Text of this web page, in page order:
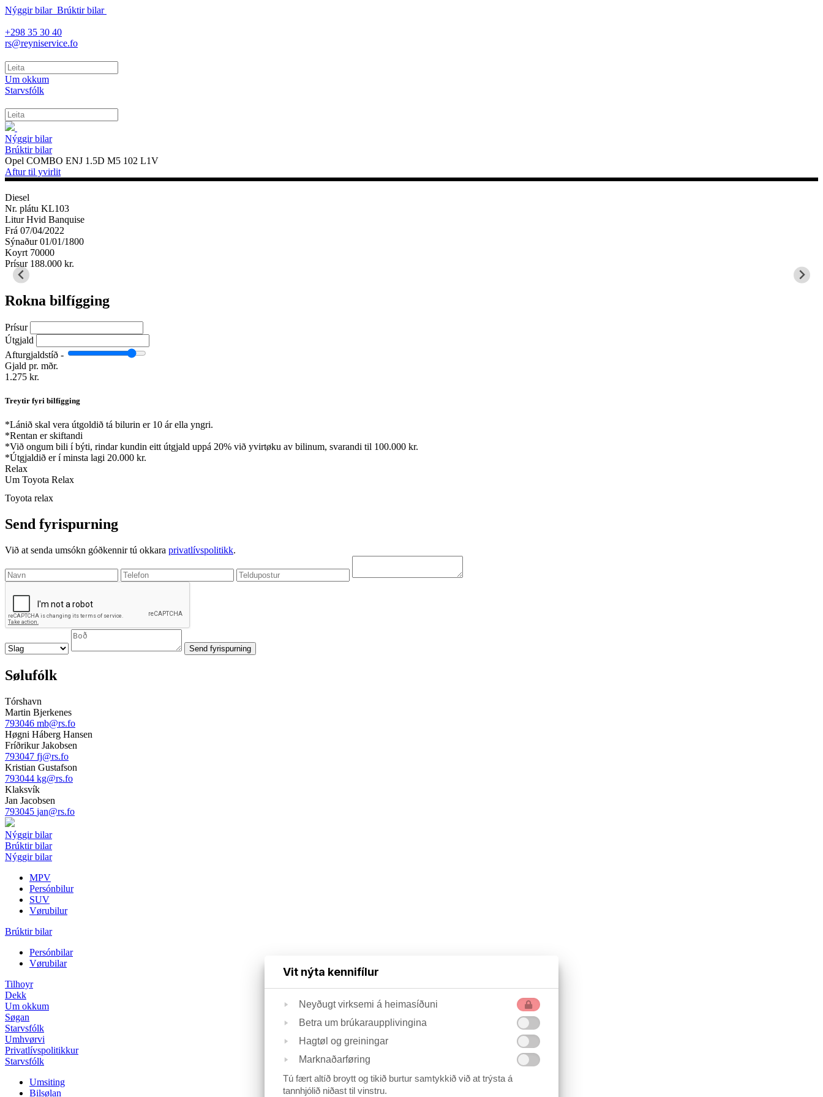
Nýggir bilar Brúktir bilar
+298 35 30 40
rs@reyniservice.fo
Um okkum
Starvsfólk
Nýggir bilar
Brúktir bilar
Opel COMBO ENJ 1.5D M5 102 L1V
Aftur til yvirlit
Diesel
Nr. plátu KL103
LiturHvid Banquise
Frá 07/04/2022
Sýnaður01/01/1800
Koyrt 70000
Prísur188.000 kr.
Rokna bilfígging
Prísur
Útgjald
Afturgjaldstíð -
Gjald pr. mðr.
1.275 kr.
Treytir fyri bilfígging
*Lánið skal vera útgoldið tá bilurin er 10 ár ella yngri.
*Rentan er skiftandi
*Við ongum bili í býti, rindar kundin eitt útgjald uppá 20% við yvirtøku av bilinum, svarandi til 100.000 kr.
*Útgjaldið er í minsta lagi 20.000 kr.
Relax
Um Toyota Relax
Toyota relax
Send fyrispurning
Við at senda umsókn góðkennir tú okkara privatlívspolitikk.
Sølufólk
Tórshavn
Martin Bjerkenes
793046 mb@rs.fo
Høgni Háberg Hansen
Fríðrikur Jakobsen
793047 fj@rs.fo
Kristian Gustafson
793044 kg@rs.fo
Klaksvík
Jan Jacobsen
793045 jan@rs.fo
Nýggir bilar
Brúktir bilar
Nýggir bilar
MPV
Persónbilur
SUV
Vørubilur
Brúktir bilar
Persónbilar
Vørubilar
Tilhoyr
Dekk
Um okkum
Søgan
Starvsfólk
Umhvørvi
Privatlívspolitikkur
Starvsfólk
Umsiting
Bilsølan
Vit nýta kennifílur
Neyðugt virksemi á heimasíðuni
Betra um brúkaraupplivingina
Hagtøl og greiningar
Marknaðarføring
Tú fært altíð broytt og tikið burtur samtykkið við at trýsta á
tannhjólið niðast til vinstru.